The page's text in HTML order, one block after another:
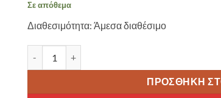
Σε απόθεμα
Διαθεσιμότητα: Άμεσα διαθέσιμο
ΠΡΟΣΘΉΚΗ